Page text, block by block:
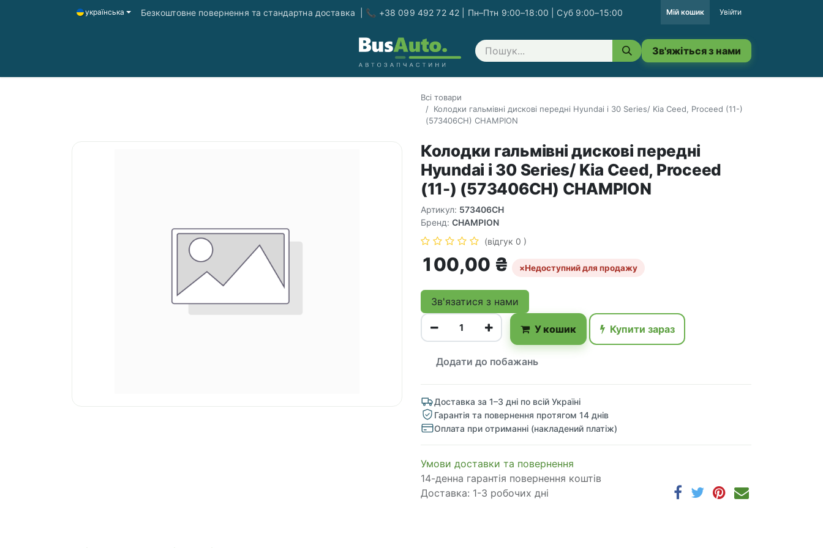
українська Безкоштовне повернення та стандартна доставка | 📞 +38 099 492 72 42 | Пн–Птн 9:00–18:00 | Суб 9:00–15:00 Мій кошик Увійти
Зв'яжіться з нами Зв'яжіться з нами
Всі товари
Колодки гальмівні дискові передні Hyundai i 30 Series/ Kia Ceed, Proceed (11-)
(573406CH) CHAMPION
Колодки гальмівні дискові передні
Hyundai i 30 Series/ Kia Ceed, Proceed
(11-) (573406CH) CHAMPION
Артикул: 573406CH
Бренд: CHAMPION
(відгук 0 )
100,00 ₴ ×Недоступний для продажу
Зв'язатися з нами
У кошик Купити зараз
Додати до побажань
Доставка за 1–3 дні по всій Україні
Гарантія та повернення протягом 14 днів
Оплата при отриманні (накладений платіж)
​​​​​​​​​​​​​​​​​​​​​​​​​​​​​​​​​​​​​​​​​​​​​​​​​​​​​​​​​​​​​​У​​м​о​в​​и​ д​ос​т​а​в​к​и ​т​а​ по​в​е​р​н​е​н​н​я
14-денна гарантія повернення коштів
Доставка: 1-3 робочих дні